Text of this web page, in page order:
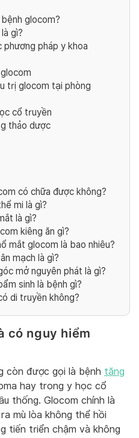
glocom?
gì?
pháp y khoa
trị glocom tại phòng
cổ truyền
thảo dược
có chữa được không?
mi là gì?
là gì?
kiêng ăn gì?
mắt glocom là bao nhiêu?
mạch là gì?
mở nguyên phát là gì?
sinh là bệnh gì?
di truyền không?
có nguy hiểm
còn được gọi là bệnh tăng
hay trong y học cổ
thống. Glocom chính là
mù lòa không thể hồi
tiến triển chậm và không